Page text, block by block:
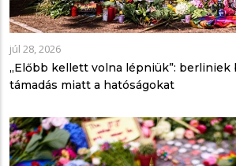
júl 28, 2026
„Előbb kellett volna lépniük”: berliniek
támadás miatt a hatóságokat